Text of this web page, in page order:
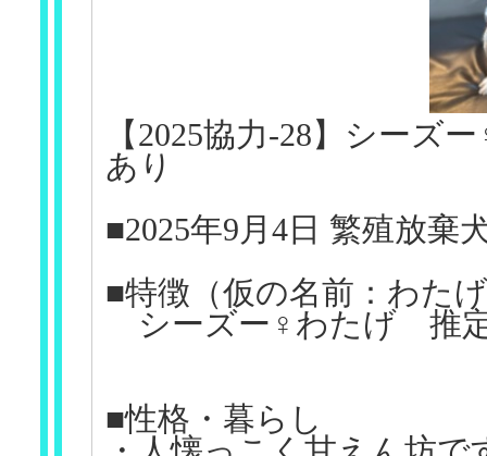
【2025協力-28】シー
あり
■2025年9月4日 繁殖放棄
■特徴（仮の名前：わた
シーズー♀わたげ 推
■性格・暮らし